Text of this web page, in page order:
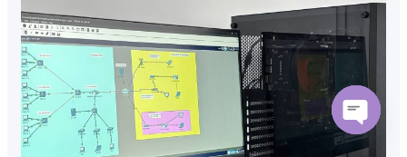
Open
chaty